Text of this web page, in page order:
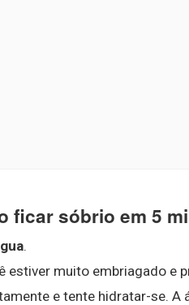
ficar sóbrio em 5
.
estiver muito embriagado e
e tente hidratar-se. A